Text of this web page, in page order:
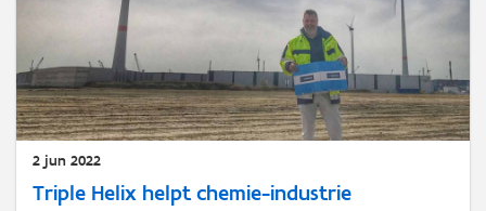
2 jun 2022
Triple Helix helpt chemie-industrie